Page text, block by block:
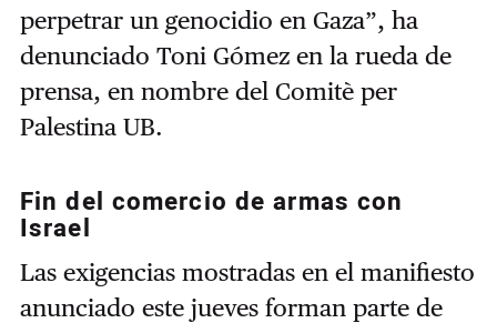
perpetrar un genocidio en Gaza”, ha
denunciado Toni Gómez en la rueda de
prensa, en nombre del Comitè per
Palestina UB.
Fin del comercio de armas con
Israel
Las exigencias mostradas en el manifiesto
anunciado este jueves forman parte de